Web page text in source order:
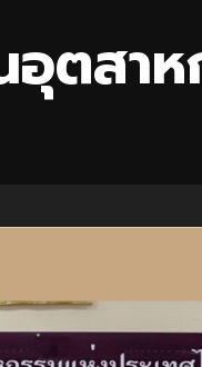
ตสา